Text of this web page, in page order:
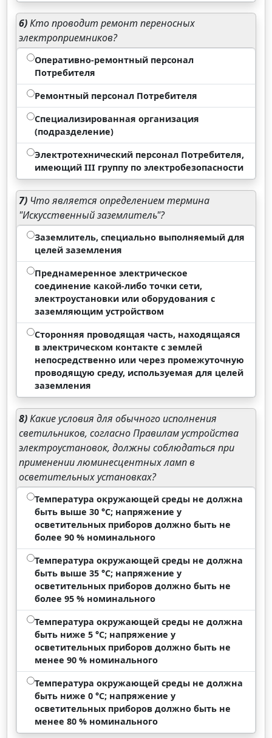
6)Кто проводит ремонт переносных
электроприемников?
Оперативно-ремонтный персонал
Потребителя
Ремонтный персонал Потребителя
Специализированная организация
(подразделение)
Электротехнический персонал Потребителя,
имеющий III группу по электробезопасности
7) Что является определением термина
"Искусственный заземлитель"?
Заземлитель, специально выполняемый для
целей заземления
Преднамеренное электрическое
соединение какой-либо точки сети,
электроустановки или оборудования с
заземляющим устройством
Сторонняя проводящая часть, находящаяся
в электрическом контакте с землей
непосредственно или через промежуточную
проводящую среду, используемая для целей
заземления
8)Какие условия для обычного исполнения
светильников, согласно Правилам устройства
электроустановок, должны соблюдаться при
применении люминесцентных ламп в
осветительных установках?
Температура окружающей среды не должна
быть выше 30 °С; напряжение у
осветительных приборов должно быть не
более 90 % номинального
Температура окружающей среды не должна
быть выше 35 °С; напряжение у
осветительных приборов должно быть не
более 95 % номинального
Температура окружающей среды не должна
быть ниже 5 °С; напряжение у
осветительных приборов должно быть не
менее 90 % номинального
Температура окружающей среды не должна
быть ниже 0 °С; напряжение у
осветительных приборов должно быть не
менее 80 % номинального